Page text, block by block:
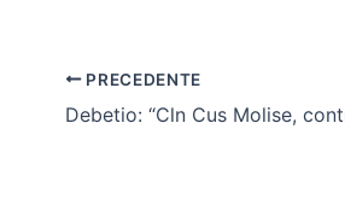
PRECEDENTE